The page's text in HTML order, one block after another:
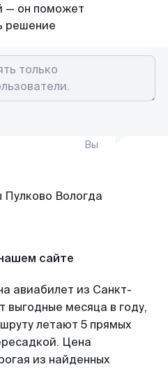
— он поможет
решение
Вы
сайте
авиабилет из Санкт-
выгодные месяца в году,
летают 5 прямых
Цена
из найденных